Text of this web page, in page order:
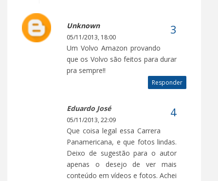
Unknown
05/11/2013, 18:00
Um Volvo Amazon provando
que os Volvo são feitos para durar
pra sempre!!
Responder
Eduardo José
05/11/2013, 22:09
Que coisa legal essa Carrera
Panamericana, e que fotos lindas.
Deixo de sugestão para o autor
apenas o desejo de ver mais
conteúdo em vídeos e fotos. Achei